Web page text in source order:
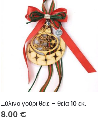
Ξύλινο γούρι θείε – θεία 10 εκ.
8.00 €